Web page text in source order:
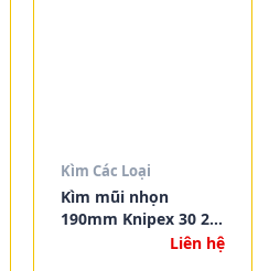
Kìm Các Loại
Kìm mũi nhọn
190mm Knipex 30 21
Liên hệ